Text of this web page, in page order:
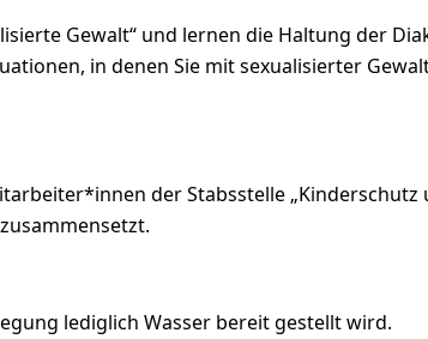
Gewalt“ und lernen die Haltung der
in denen Sie mit sexualisierter
der Stabsstelle
lediglich Wasser bereit gestellt wird.